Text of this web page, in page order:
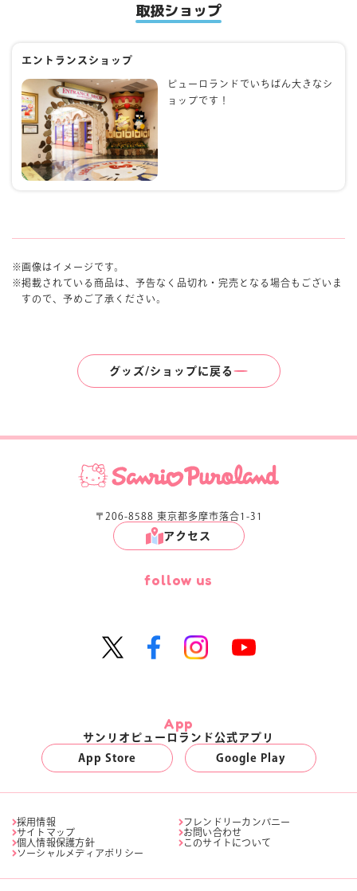
取扱ショップ
エントランスショップ
ピューロランドでいちばん大きなシ
ョップです！
画像はイメージです。
掲載されている商品は、予告なく品切れ・完売となる場合もございま
すので、予めご了承ください。
グッズ/ショップに戻る
〒206-8588 東京都多摩市落合1-31
アクセス
follow us
App
サンリオピューロランド公式アプリ
App Store
Google Play
採用情報
フレンドリーカンパニー
サイトマップ
お問い合わせ
個人情報保護方針
このサイトについて
ソーシャルメディアポリシー